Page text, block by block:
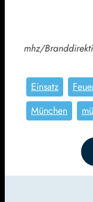
mhz/
Einsatz
München